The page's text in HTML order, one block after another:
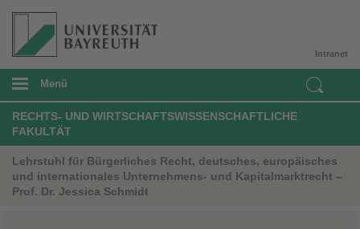
Intranet
Menü
RECHTS- UND WIRTSCHAFTSWISSENSCHAFTLICHE
FAKULTÄT
Lehrstuhl für Bürgerliches Recht, deutsches, europäisches
und internationales Unternehmens- und Kapitalmarktrecht –
Prof. Dr. Jessica Schmidt